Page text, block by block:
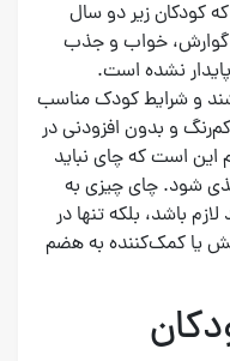
کودکان زیر دو سال
گوارش، خواب و جذب
نشده است.
و شرایط کودک مناسب
و بدون افزودنی در
است که چای نباید
شود. چای چیزی به
باشد، بلکه تنها در
یا کمک‌کننده به هضم